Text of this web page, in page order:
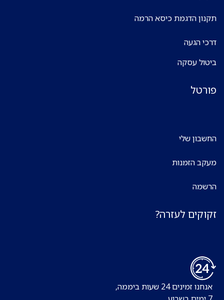
תקנון הדגמת כיסא הרמה
דרכי הגעה
ביטול עסקה
פורטל
החשבון שלי
מעקב הזמנות
הרשמה
זקוקים לעזרה?
אנחנו זמינים 24 שעות ביממה,